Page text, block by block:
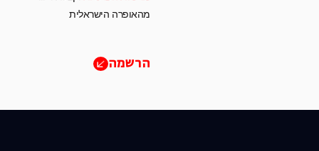
מהאופרה הישראלית
הרשמה